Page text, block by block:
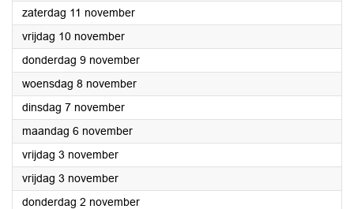
zaterdag 11 november2023
vrijdag 10 november2023
donderdag 9 november2023
woensdag 8 november2023
dinsdag 7 november2023
maandag 6 november2023
vrijdag 3 november2023
vrijdag 3 november2023
donderdag 2 november2023